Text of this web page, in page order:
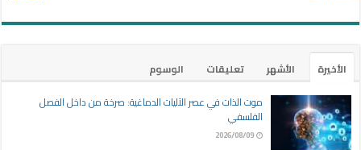
الأخيرة الأشهر تعليقات
الوسوم
موت الذات في عصر الآليات الدماغية: صرخة من داخل الفصل
الفلسفي
2026/08/09